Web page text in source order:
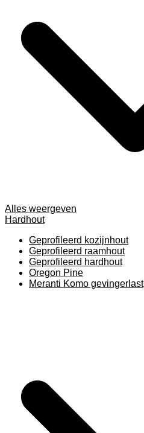
Alles weergeven
Hardhout
Geprofileerd kozijnhout
Geprofileerd raamhout
Geprofileerd hardhout
Oregon Pine
Meranti Komo gevingerlast